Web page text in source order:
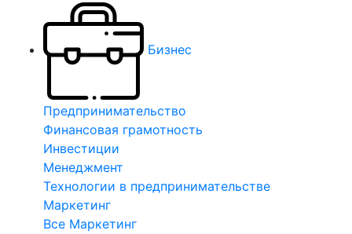
Бизнес
Предпринимательство
Финансовая грамотность
Инвестиции
Менеджмент
Технологии в предпринимательстве
Маркетинг
Все Маркетинг